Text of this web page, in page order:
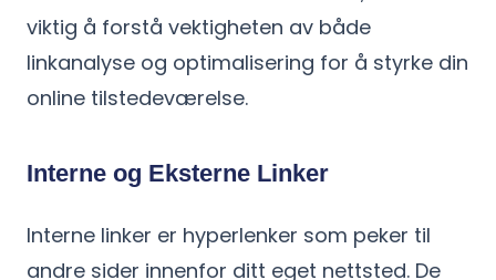
viktig å forstå vektigheten av både
linkanalyse og optimalisering for å styrke din
online tilstedeværelse.
Interne og Eksterne Linker
Interne linker er hyperlenker som peker til
andre sider innenfor ditt eget nettsted. De